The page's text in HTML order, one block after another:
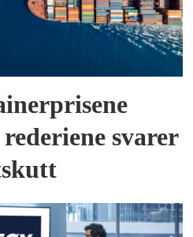
svarer